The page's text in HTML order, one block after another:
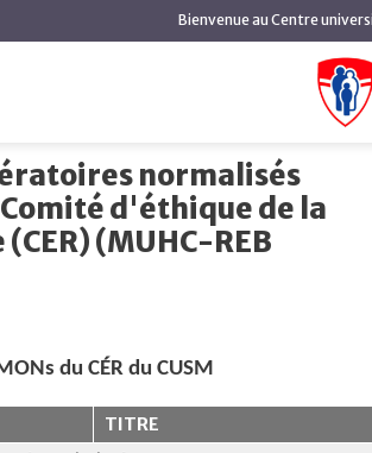
principal
Bienvenue au Centre
de la recherche (CER) (MUHC-REB
normalisés
d'éthique de la
(MUHC-REB
du CÉR du CUSM
TITRE